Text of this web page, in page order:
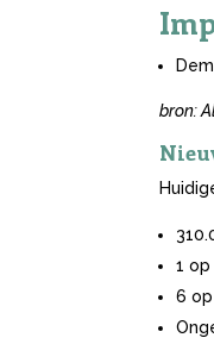
bron:
1
6